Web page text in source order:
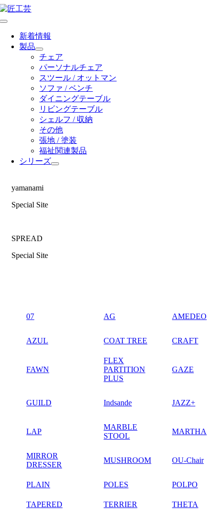
Skip
content
Toggle
Navigation新着情報
製品
チェア
パーソナルチェア
スツール / オットマン
ソファ / ベンチ
ダイニングテーブル
リビングテーブル
シェルフ / 収納
その他
張地 / 塗装
福祉関連製品
シリーズ
yamanami
Special Site
SPREAD
Special Site
07 AG AMEDEO
AZUL COAT TREE CRAFT
FAWN
FLEX
PARTITION
PLUS
GAZE
GUILD Indsande JAZZ+
LAP
MARBLE
STOOL
MARTHA
MIRROR
DRESSER
MUSHROOM OU-Chair
PLAIN POLES POLPO
TAPERED TERRIER THETA